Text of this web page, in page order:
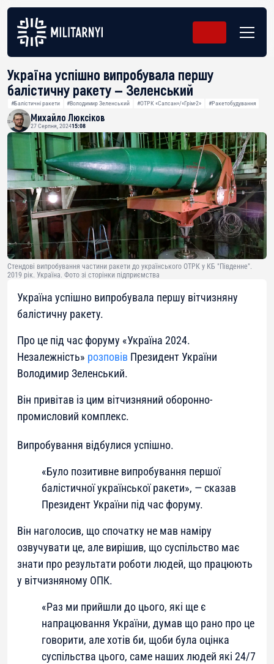
️Україна успішно випробувала першу
балістичну ракету — Зеленський
#Балістичні ракети #Володимир Зеленський #ОТРК «Сапсан»/«Грім-2» #Ракетобудування
Михайло Люксіков
27 Серпня, 202415:08
Стендові випробування частини ракети до українського ОТРК у КБ "Південне".
2019 рік. Україна. Фото зі сторінки підприємства
️Україна успішно випробувала першу вітчизняну
балістичну ракету.
Про це під час форуму «Україна 2024.
Незалежність» розповів Президент України
Володимир Зеленський.
Він привітав із цим вітчизняний оборонно-
промисловий комплекс.
Випробування відбулися успішно.
«Було позитивне випробування першої
балістичної української ракети», — сказав
Президент України під час форуму.
Він наголосив, що спочатку не мав наміру
озвучувати це, але вирішив, що суспільство має
знати про результати роботи людей, що працюють
у вітчизняному ОПК.
«Раз ми прийшли до цього, які ще є
напрацювання України, думав що рано про це
говорити, але хотів би, щоби була оцінка
суспільства цього, саме наших людей які 24/7